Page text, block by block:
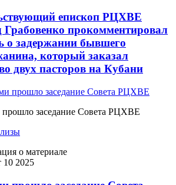
епископ РЦХВЕ
Грабовенко прокомментировал
о задержании бывшего
который заказал
двух пасторов на Кубани
заседание Совета РЦХВЕ
о материале
10 2025